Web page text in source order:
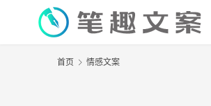
首页 情感文案